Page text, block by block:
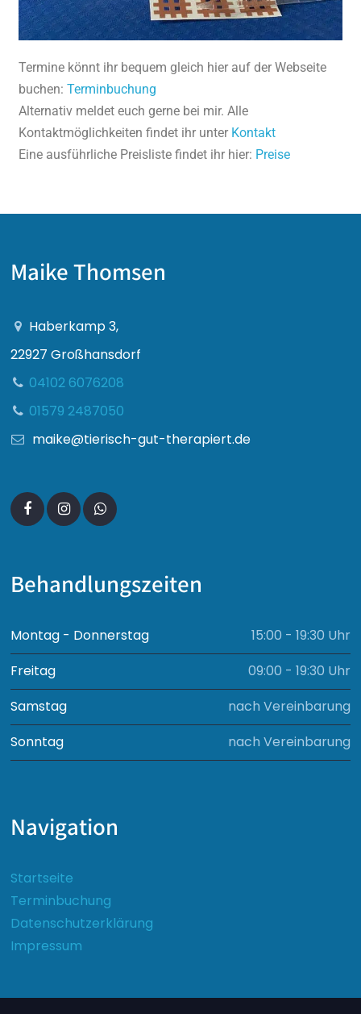
Termine könnt ihr bequem gleich hier auf der Webseite
buchen:Terminbuchung
Alternativ meldet euch gerne bei mir. Alle
Kontaktmöglichkeiten findet ihr unter Kontakt
Eine ausführliche Preisliste findet ihr hier: Preise
Maike Thomsen
Haberkamp 3,
22927 Großhansdorf
04102 6076208
01579 2487050
maike@tierisch-gut-therapiert.de
Behandlungszeiten
Montag - Donnerstag
15:00 - 19:30 Uhr
Freitag
09:00 - 19:30 Uhr
Samstag
nach Vereinbarung
Sonntag
nach Vereinbarung
Navigation
Startseite
Terminbuchung
Datenschutzerklärung
Impressum